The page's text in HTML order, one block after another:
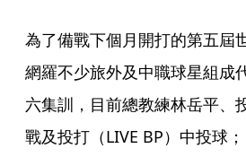
為了備戰下個月開打的第五屆
網羅不少旅外及中職球星組成
六集訓，目前總教練林岳平、
戰及投打（LIVE BP）中投球